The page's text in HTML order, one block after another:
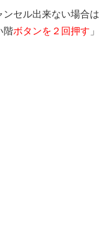
セル出来ない場合は
階ボタンを２回押す 」